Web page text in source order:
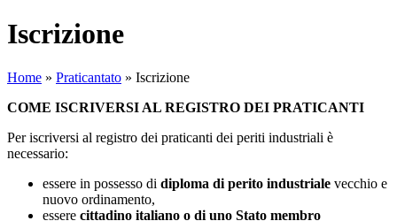
Iscrizione
Home » Praticantato » Iscrizione
COME ISCRIVERSI AL REGISTRO DEI PRATICANTI
Per iscriversi al registro dei praticanti dei periti industriali è
necessario:
essere in possesso di diploma di perito industriale vecchio e
nuovo ordinamento,
essere cittadino italiano o di uno Stato membro